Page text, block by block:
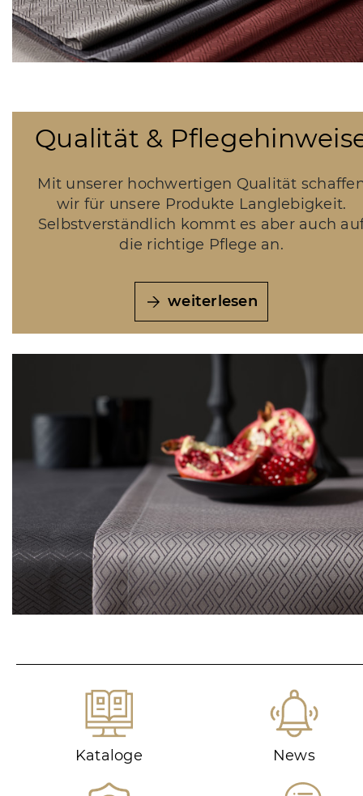
Qualität &
Mit unserer hochwertigen Qualität
wir für unsere Produkte Langlebigkeit.
Selbstverständlich kommt es aber auch
die richtige Pflege an.
weiterlesen
Kataloge News